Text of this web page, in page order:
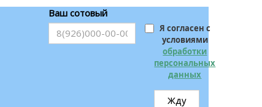
Ваш сотовый
Я согласен с
условиями
обработки
персональных
данных
Жду